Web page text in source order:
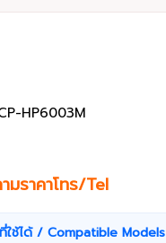
HP6003M
มราคาโทร/Tel
ช้ได้ / Compatible Models